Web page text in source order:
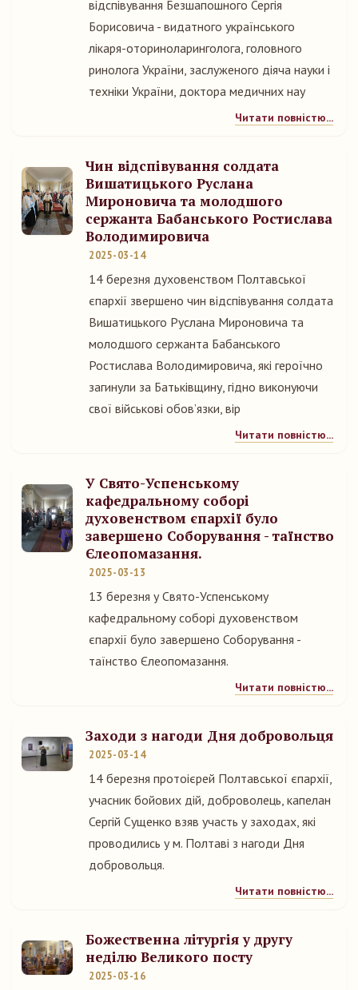
відспівування Безшапошного Сергія
Борисовича - видатного українського
лікаря-оториноларинголога, головного
ринолога України, заслуженого діяча науки і
техніки України, доктора медичних нау
Читати повністю...
Чин відспівування солдата
Вишатицького Руслана
Мироновича та молодшого
сержанта Бабанського Ростислава
Володимировича
2025-03-14
14 березня духовенством Полтавської
єпархії звершено чин відспівування солдата
Вишатицького Руслана Мироновича та
молодшого сержанта Бабанського
Ростислава Володимировича, які героїчно
загинули за Батьківщину, гідно виконуючи
свої військові обов’язки, вір
Читати повністю...
У Свято-Успенському
кафедральному соборі
духовенством єпархії було
завершено Соборування - таїнство
Єлеопомазання.
2025-03-13
13 березня у Свято-Успенському
кафедральному соборі духовенством
єпархії було завершено Соборування -
таїнство Єлеопомазання.
Читати повністю...
Заходи з нагоди Дня добровольця
2025-03-14
14 березня протоієрей Полтавської єпархії,
учасник бойових дій, доброволець, капелан
Сергій Сущенко взяв участь у заходах, які
проводились у м. Полтаві з нагоди Дня
добровольця.
Читати повністю...
Божественна літургія у другу
неділю Великого посту
2025-03-16